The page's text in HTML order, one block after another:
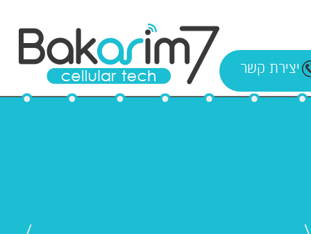
יצירת קשר